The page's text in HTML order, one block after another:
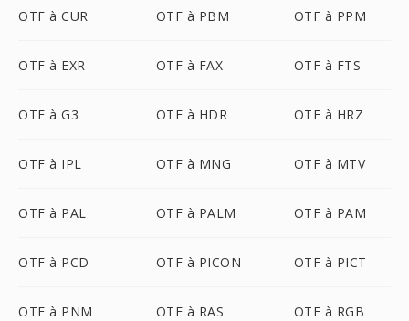
OTF à CUR OTF à PBM OTF à PPM
OTF à EXR OTF à FAX OTF à FTS
OTF à G3 OTF à HDR OTF à HRZ
OTF à IPL OTF à MNG OTF à MTV
OTF à PAL OTF à PALM OTF à PAM
OTF à PCD OTF à PICON OTF à PICT
OTF à PNM OTF à RAS OTF à RGB